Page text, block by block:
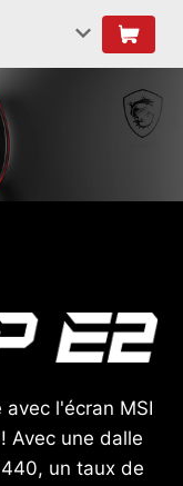
l'écran MSI
Avec une dalle
un taux de